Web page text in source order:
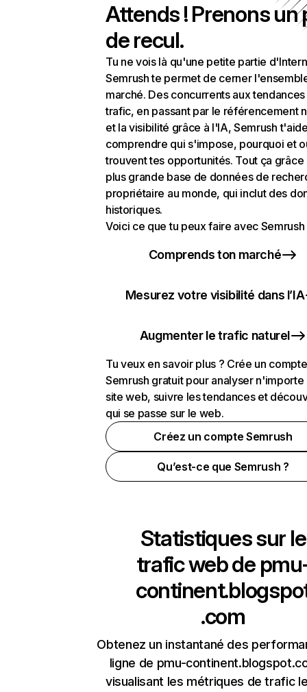
Attends ! Prenons un
de recul.
Tu ne vois là qu'une petite partie
Semrush te permet de cerner
marché. Des concurrents aux
trafic, en passant par le référencement
et la visibilité grâce à l'IA, Semrush
comprendre qui s'impose, pourquoi et
trouvent tes opportunités. Tout ça grâce
plus grande base de données de
propriétaire au monde, qui inclut des
historiques.
Voici ce que tu peux faire avec Semrush
Comprends ton marché
Mesurez votre visibilité dans l’IA
Augmenter le trafic naturel
Tu veux en savoir plus ? Crée un compte
Semrush gratuit pour analyser n'importe
site web, suivre les tendances et
qui se passe sur le web.
Créez un compte Semrush
Qu’est-ce que Semrush ?
Statistiques sur le
trafic web de
.com
Obtenez un instantané des
ligne de pmu-
visualisant les métriques de trafic